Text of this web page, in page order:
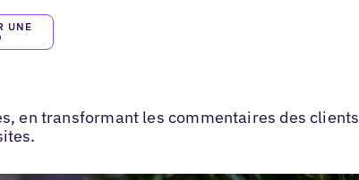
UNE
en transformant les commentaires des clients